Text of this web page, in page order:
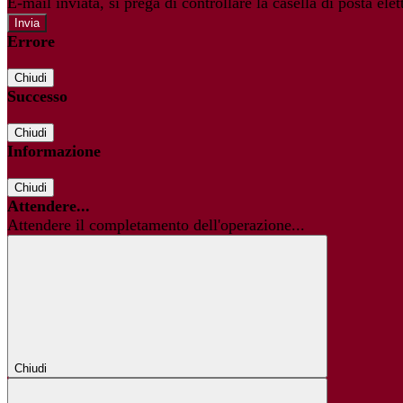
Errore
Chiudi
Successo
Chiudi
Informazione
Chiudi
Attendere...
Attendere il completamento dell'operazione...
Chiudi